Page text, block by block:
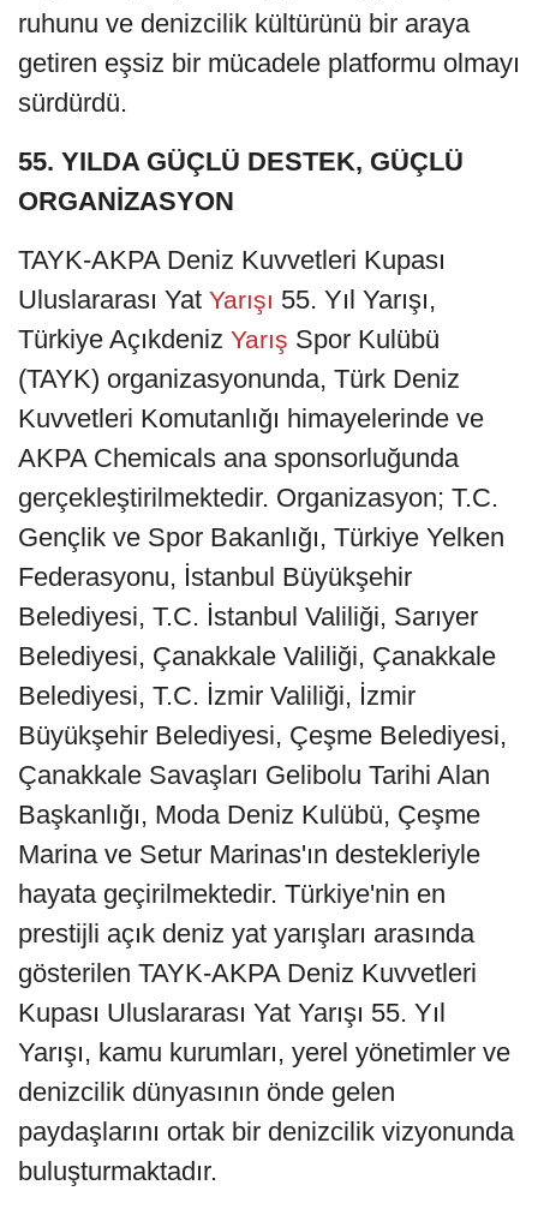
ruhunu ve denizcilik kültürünü bir araya
getiren eşsiz bir mücadele platformu olmayı
sürdürdü.
55. YILDA GÜÇLÜ DESTEK, GÜÇLÜ
ORGANİZASYON
TAYK-AKPA Deniz Kuvvetleri Kupası
Uluslararası Yat Yarışı 55. Yıl Yarışı,
Türkiye Açıkdeniz Yarış Spor Kulübü
(TAYK) organizasyonunda, Türk Deniz
Kuvvetleri Komutanlığı himayelerinde ve
AKPA Chemicals ana sponsorluğunda
gerçekleştirilmektedir. Organizasyon; T.C.
Gençlik ve Spor Bakanlığı, Türkiye Yelken
Federasyonu, İstanbul Büyükşehir
Belediyesi, T.C. İstanbul Valiliği, Sarıyer
Belediyesi, Çanakkale Valiliği, Çanakkale
Belediyesi, T.C. İzmir Valiliği, İzmir
Büyükşehir Belediyesi, Çeşme Belediyesi,
Çanakkale Savaşları Gelibolu Tarihi Alan
Başkanlığı, Moda Deniz Kulübü, Çeşme
Marina ve Setur Marinas'ın destekleriyle
hayata geçirilmektedir. Türkiye'nin en
prestijli açık deniz yat yarışları arasında
gösterilen TAYK-AKPA Deniz Kuvvetleri
Kupası Uluslararası Yat Yarışı 55. Yıl
Yarışı, kamu kurumları, yerel yönetimler ve
denizcilik dünyasının önde gelen
paydaşlarını ortak bir denizcilik vizyonunda
buluşturmaktadır.